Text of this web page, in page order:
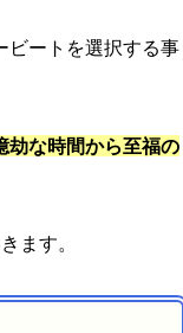
ビートを選択する事
劫な時間から至福の
ます。